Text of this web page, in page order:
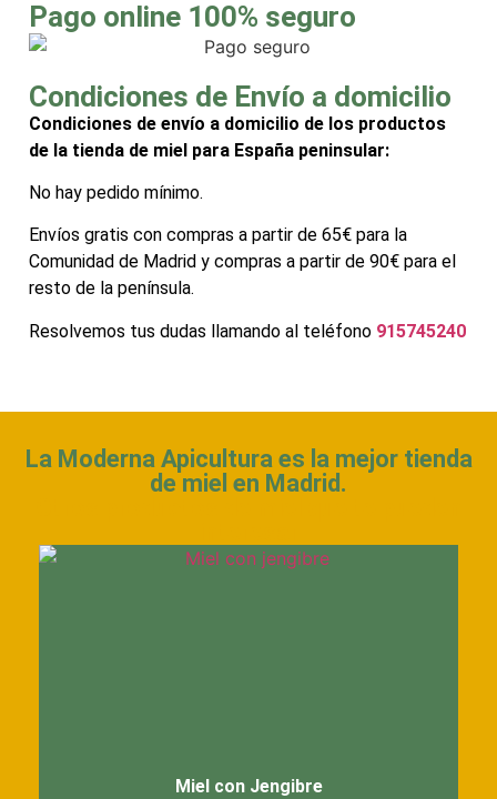
Pago online 100% seguro
Condiciones de Envío a domicilio
Condiciones de envío a domicilio de los productos
de la tienda de miel para España peninsular:
No hay pedido mínimo.
Envíos gratis con compras a partir de 65€ para la
Comunidad de Madrid y compras a partir de 90€ para el
resto de la península.
Resolvemos tus dudas llamando al teléfono 915745240
La Moderna Apicultura es la mejor tienda
de miel en Madrid.
Miel con Jengibre